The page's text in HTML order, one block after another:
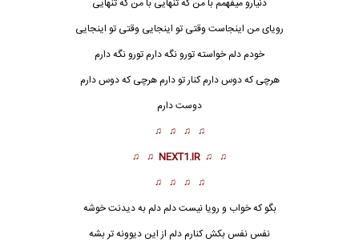
رویای من اینجاست وقتی تو اینجایی وقتی تو اینجایی
خودم دلم خواسته تورو نگه دارم تورو نگه دارم
هرچی که دوس دارم کنار تو دارم هرچی که دوس دارم
دوست دارم
♫ ♫ ♫ ♫
♫ ♫
NEXT1.IR
♫ ♫
♫ ♫ ♫ ♫
بگو که خواب و رویا نیست دلم دلم به دیدنت خوشه
نفس نفس بکش کنارم دلم از این دیوونه تر بشه